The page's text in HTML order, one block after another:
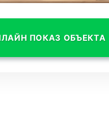
ПОКАЗ ОБЪЕКТА